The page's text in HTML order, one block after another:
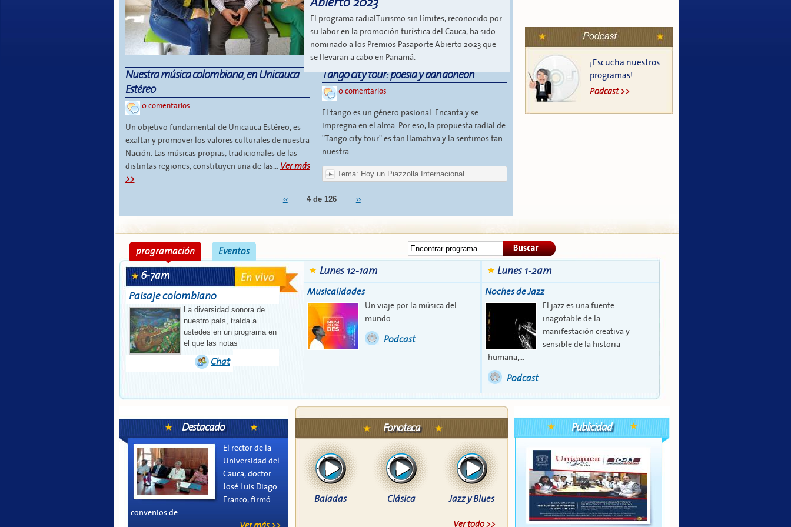
El programa radialTurismo sin límites, reconocido por
su labor en la promoción turística del Cauca, ha sido
nominado a los Premios Pasaporte Abierto 2023 que
se llevaran a cabo en Panamá.
Nuestra música colombiana, en Unicauca
Estéreo
0 comentarios
Un objetivo fundamental de Unicauca Estéreo, es
exaltar y promover los valores culturales de nuestra
Nación. Las músicas propias, tradicionales de las
distintas regiones, constituyen una de las...
Ver más
>>
Tango city tour: poesía y bandoneón
0 comentarios
El tango es un género pasional. Encanta y se
impregna en el alma. Por eso, la propuesta radial de
"Tango city tour" es tan llamativa y la sentimos tan
nuestra.
Tema: Hoy un Piazzolla Internacional
‹‹ 4 de 126 ››
¡Escucha nuestros
programas!
Podcast >>
Buscar
programación Eventos
6-7am
Paisaje colombiano
La diversidad sonora de
nuestro país, traída a
ustedes en un programa en
el que las notas
Chat
Lunes 12-1am
Musicalidades
Un viaje por la música del
mundo.
Podcast
Lunes 1-2am
Noches de Jazz
El jazz es una fuente
inagotable de la
manifestación creativa y
sensible de la historia
humana,...
Podcast
Destacado
El rector de la
Universidad del
Cauca, doctor
José Luis Diago
Franco, firmó
convenios de...
Fonoteca
Baladas Clásica Jazz y Blues
Ver todo >>
Publicidad